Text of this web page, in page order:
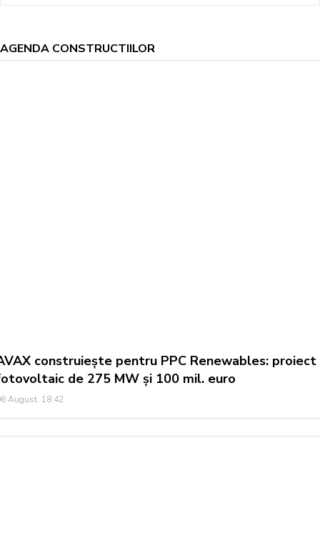
AGENDA CONSTRUCTIILOR
construiește pentru PPC Renewables: proiect
de 275 MW și 100 mil. euro
August, 18:42